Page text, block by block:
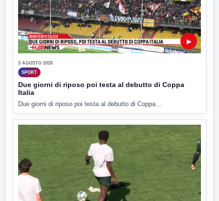
▶
3 AGOSTO 2026
SPORT
Due giorni di riposo poi testa al debutto di Coppa
Italia
Due giorni di riposo poi testa al debutto di Coppa...